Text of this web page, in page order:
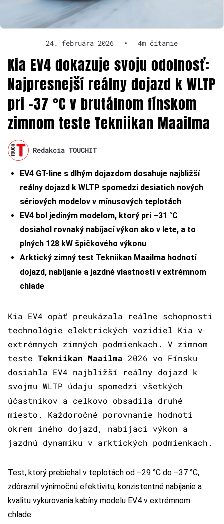
24. februára 2026 • 4m čítanie
Kia EV4 dokazuje svoju odolnosť:
Najpresnejší reálny dojazd k WLTP
pri –37 °C v brutálnom fínskom
zimnom teste Tekniikan Maailma
Redakcia TOUCHIT
EV4 GT-line s dlhým dojazdom dosahuje najbližší
reálny dojazd k WLTP spomedzi desiatich nových
sériových modelov v mínusových teplotách
EV4 bol jediným modelom, ktorý pri –31 °C
dosiahol rovnaký nabíjací výkon ako v lete, a to
plných 128 kW špičkového výkonu
Arktický zimný test Tekniikan Maailma hodnotí
dojazd, nabíjanie a jazdné vlastnosti v extrémnom
chlade
Kia EV4 opäť preukázala reálne schopnosti
technológie elektrických vozidiel Kia v
extrémnych zimných podmienkach. V zimnom
teste Tekniikan Maailma 2026 vo Fínsku
dosiahla EV4 najbližší reálny dojazd k
svojmu WLTP údaju spomedzi všetkých
účastníkov a celkovo obsadila druhé
miesto. Každoročné porovnanie hodnotí
okrem iného dojazd, nabíjací výkon a
jazdnú dynamiku v arktických podmienkach.
Test, ktorý prebiehal v teplotách od –29 °C do –37 °C,
zdôraznil výnimočnú efektivitu, konzistentné nabíjanie a
kvalitu vykurovania kabíny modelu EV4 v extrémnom
chlade.